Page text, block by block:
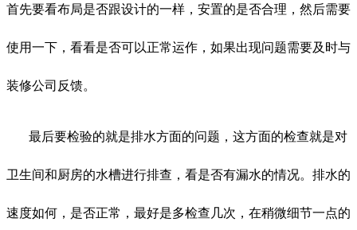
首先要看布局是否跟设计的一样，安置的是否合理，然后需要
使用一下，看看是否可以正常运作，如果出现问题需要及时与
装修公司反馈。
最后要检验的就是排水方面的问题，这方面的检查就是对
卫生间和厨房的水槽进行排查，看是否有漏水的情况。排水的
速度如何，是否正常，最好是多检查几次，在稍微细节一点的